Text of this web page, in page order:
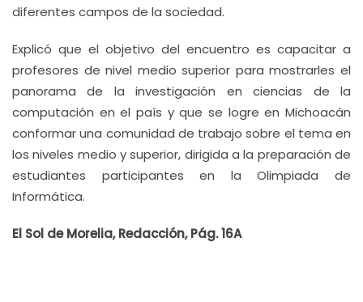
diferentes campos de la sociedad.
Explicó que el objetivo del encuentro es capacitar a
profesores de nivel medio superior para mostrarles el
panorama de la investigación en ciencias de la
computación en el país y que se logre en Michoacán
conformar una comunidad de trabajo sobre el tema en
los niveles medio y superior, dirigida a la preparación de
estudiantes participantes en la Olimpiada de
Informática.
El Sol de Morelia, Redacción, Pág. 16A